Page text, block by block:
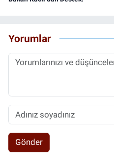
Yorumlar
Gönder